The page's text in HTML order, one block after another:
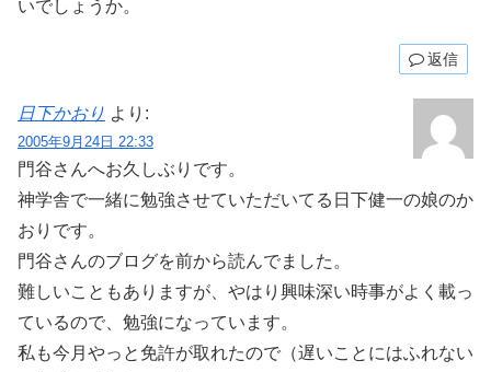
いでしょうか。
返信
日下かおり より:
2005年9月24日 22:33
門谷さんへお久しぶりです。
神学舎で一緒に勉強させていただいてる日下健一の娘のか
おりです。
門谷さんのブログを前から読んでました。
難しいこともありますが、やはり興味深い時事がよく載っ
ているので、勉強になっています。
私も今月やっと免許が取れたので（遅いことにはふれない